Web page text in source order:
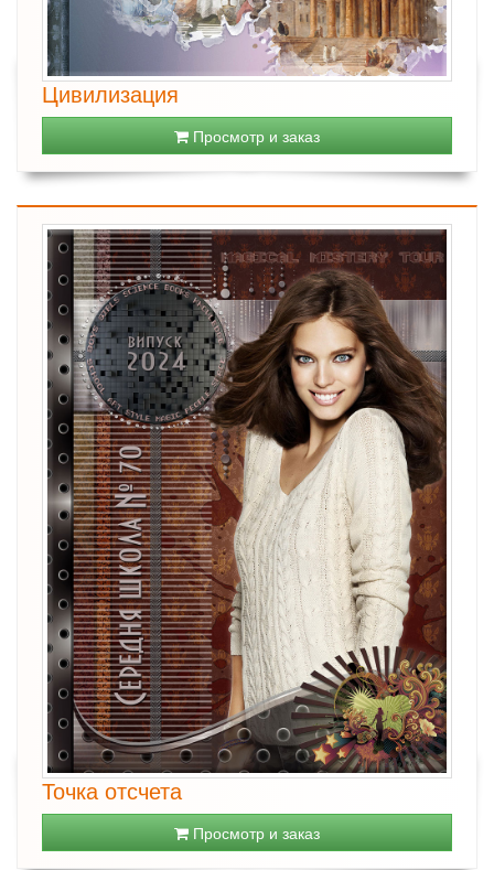
Цивилизация
Просмотр и заказ
Точка отсчета
Просмотр и заказ